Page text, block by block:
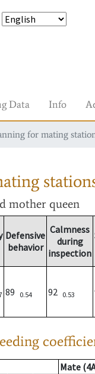
Data Info
for mating
mother queen
Defensive
behavior
Calmness
during
inspection
89 0.54 92 0.53
Mate